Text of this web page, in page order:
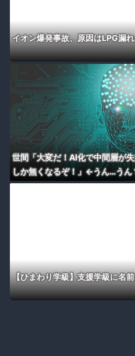
イオン爆発事故、原因はLPG漏
世間「大変だ！AI化で中間層が
しか無くなるぞ！」←うん…うん
【ひまわり学級】支援学級に名